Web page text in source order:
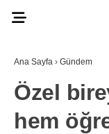
Ana Sayfa › Gündem
Özel
hem